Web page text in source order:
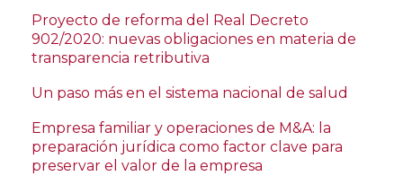
Proyecto de reforma del Real Decreto
902/2020: nuevas obligaciones en materia de
transparencia retributiva
Un paso más en el sistema nacional de salud
Empresa familiar y operaciones de M&A: la
preparación jurídica como factor clave para
preservar el valor de la empresa